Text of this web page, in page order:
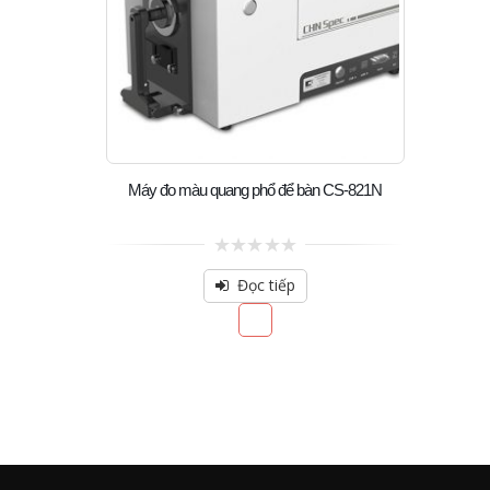
Máy đo màu quang phổ để bàn CS-821N
0
out
of
Đọc tiếp